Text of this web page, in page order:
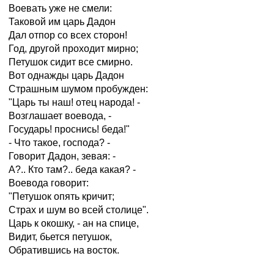
Воевать уже не смели:
Таковой им царь Дадон
Дал отпор со всех сторон!
Год, другой проходит мирно;
Петушок сидит все смирно.
Вот однажды царь Дадон
Страшным шумом пробужден:
"Царь ты наш! отец народа! -
Возглашает воевода, -
Государь! проснись! беда!"
- Что такое, господа? -
Говорит Дадон, зевая: -
А?.. Кто там?.. беда какая? -
Воевода говорит:
"Петушок опять кричит;
Страх и шум во всей столице".
Царь к окошку, - ан на спице,
Видит, бьется петушок,
Обратившись на восток.